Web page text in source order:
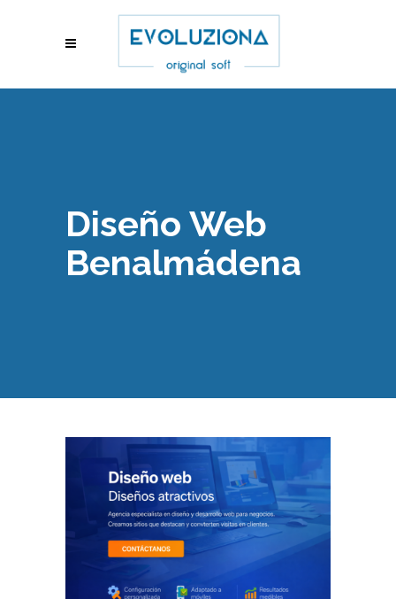
Diseño Web
Benalmádena